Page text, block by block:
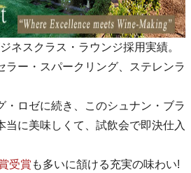
ネスクラス・ラウンジ採用実績。
ラー・スパークリング、ステレンラ
・ロゼに続き、このシュナン・ブラ
当に美味しくて、試飲会で即決仕入
受賞 も多いに頷ける充実の味わい!